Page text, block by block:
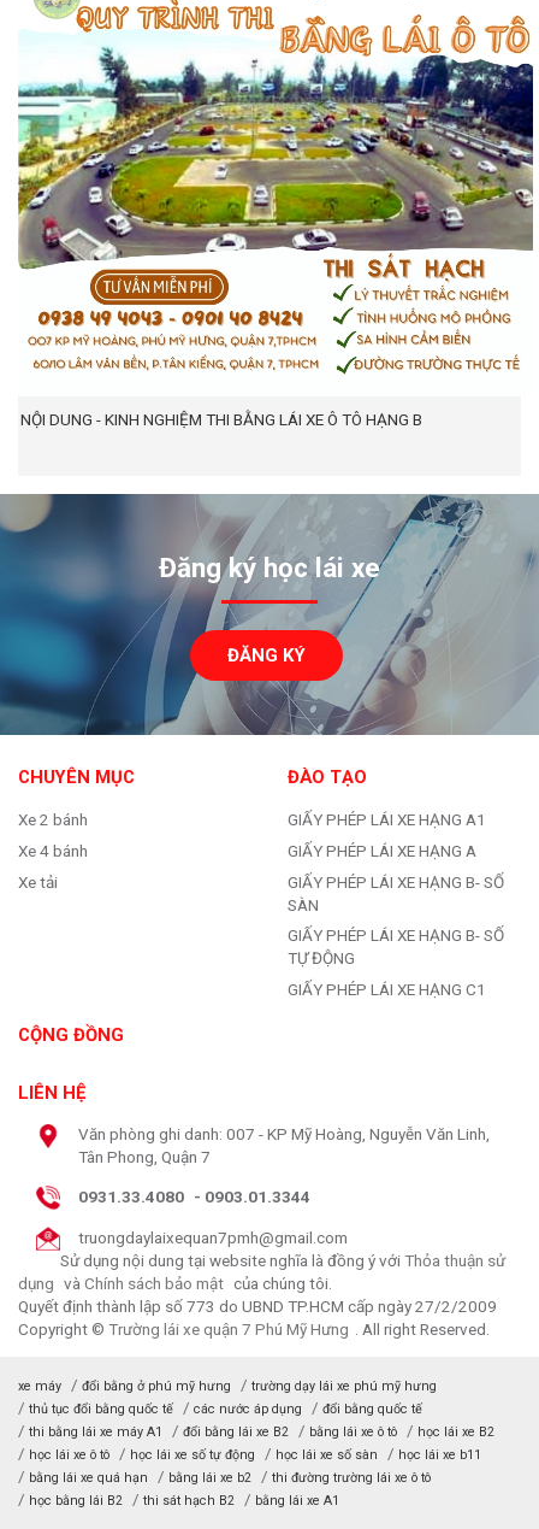
NỘI DUNG - KINH NGHIỆM THI BẰNG LÁI XE Ô TÔ HẠNG B
Đăng ký học lái xe
ĐĂNG KÝ
CHUYÊN MỤC
Xe 2 bánh
Xe 4 bánh
Xe tải
ĐÀO TẠO
GIẤY PHÉP LÁI XE HẠNG A1
GIẤY PHÉP LÁI XE HẠNG A
GIẤY PHÉP LÁI XE HẠNG B- SỐ
SÀN
GIẤY PHÉP LÁI XE HẠNG B- SỐ
TỰ ĐỘNG
GIẤY PHÉP LÁI XE HẠNG C1
CỘNG ĐỒNG
LIÊN HỆ
Văn phòng ghi danh: 007 - KP Mỹ Hoàng, Nguyễn Văn Linh,
Tân Phong, Quận 7
0931.33.4080 - 0903.01.3344
truongdaylaixequan7pmh@gmail.com
Sử dụng nội dung tại website nghĩa là đồng ý vớiThỏa thuận sử
dụng và Chính sách bảo mật của chúng tôi.
Quyết định thành lập số 773 do UBND TP.HCM cấp ngày 27/2/2009
Copyright © Trường lái xe quận 7 Phú Mỹ Hưng . All right Reserved.
xe máy đổi bằng ở phú mỹ hưng
trường dạy lái xe phú mỹ hưng
thủ tục đổi bằng quốc tế
các nước áp dụng
đổi bằng quốc tế
thi bằng lái xe máy A1
đổi bằng lái xe B2 bằng lái xe ô tô
học lái xe B2
học lái xe ô tô
học lái xe số tự động học lái xe số sàn
học lái xe b11
bằng lái xe quá hạn
bằng lái xe b2
thi đường trường lái xe ô tô
học bằng lái B2
thi sát hạch B2 bằng lái xe A1